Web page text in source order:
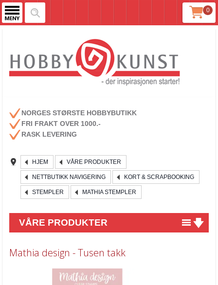
0
NORGES STØRSTE HOBBYBUTIKK
FRI FRAKT OVER 1000.-
RASK LEVERING
HJEM VÅRE PRODUKTER
NETTBUTIKK NAVIGERING KORT & SCRAPBOOKING
STEMPLER MATHIA STEMPLER
VÅRE PRODUKTER
Kurs & aktiviteter
Mathia design - Tusen takk